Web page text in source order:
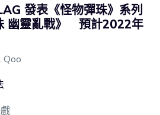
發表《怪物彈珠》系列
幽靈亂戰》 預計2022年
Qoo